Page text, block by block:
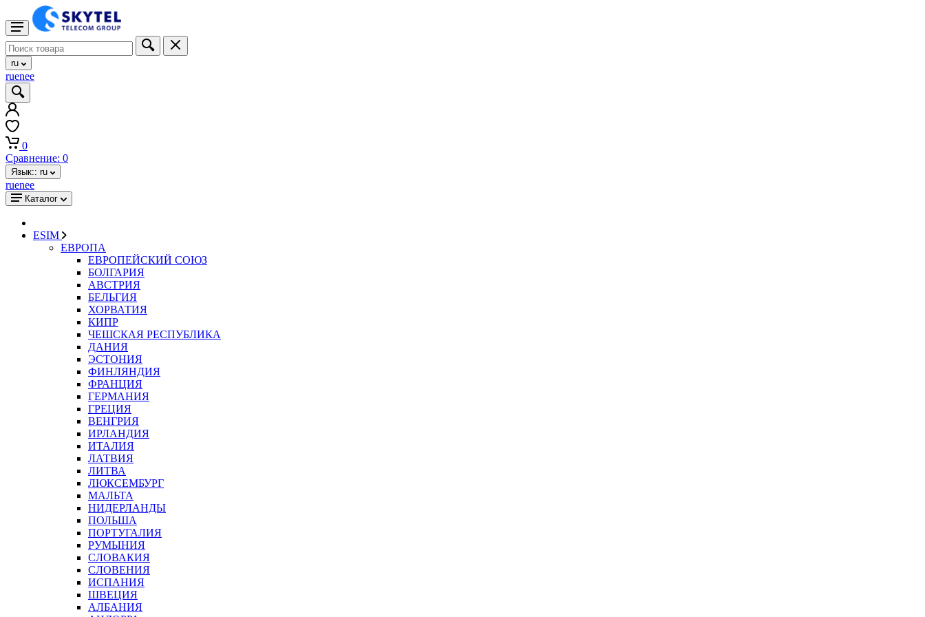
ru
ruenee
0
Сравнение: 0
Язык:: ru
ruenee
Каталог
ESIM
ЕВРОПА
ЕВРОПЕЙСКИЙ СОЮЗ
БОЛГАРИЯ
АВСТРИЯ
БЕЛЬГИЯ
ХОРВАТИЯ
КИПР
ЧЕШСКАЯ РЕСПУБЛИКА
ДАНИЯ
ЭСТОНИЯ
ФИНЛЯНДИЯ
ФРАНЦИЯ
ГЕРМАНИЯ
ГРЕЦИЯ
ВЕНГРИЯ
ИРЛАНДИЯ
ИТАЛИЯ
ЛАТВИЯ
ЛИТВА
ЛЮКСЕМБУРГ
МАЛЬТА
НИДЕРЛАНДЫ
ПОЛЬША
ПОРТУГАЛИЯ
РУМЫНИЯ
СЛОВАКИЯ
СЛОВЕНИЯ
ИСПАНИЯ
ШВЕЦИЯ
АЛБАНИЯ